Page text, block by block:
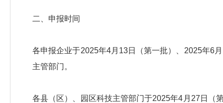
二、申报时间
各申报企业于2025年4月13日（第一批）、2025年6
主管部门。
各县（区）、园区科技主管部门于2025年4月27日（